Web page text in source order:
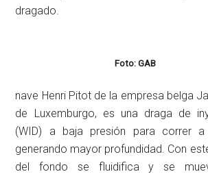
dragado.
Foto: GAB
nave Henri Pitot de la empresa belga
de Luxemburgo, es una draga de
(WID) a baja presión para correr a
generando mayor profundidad. Con
del fondo se fluidifica y se